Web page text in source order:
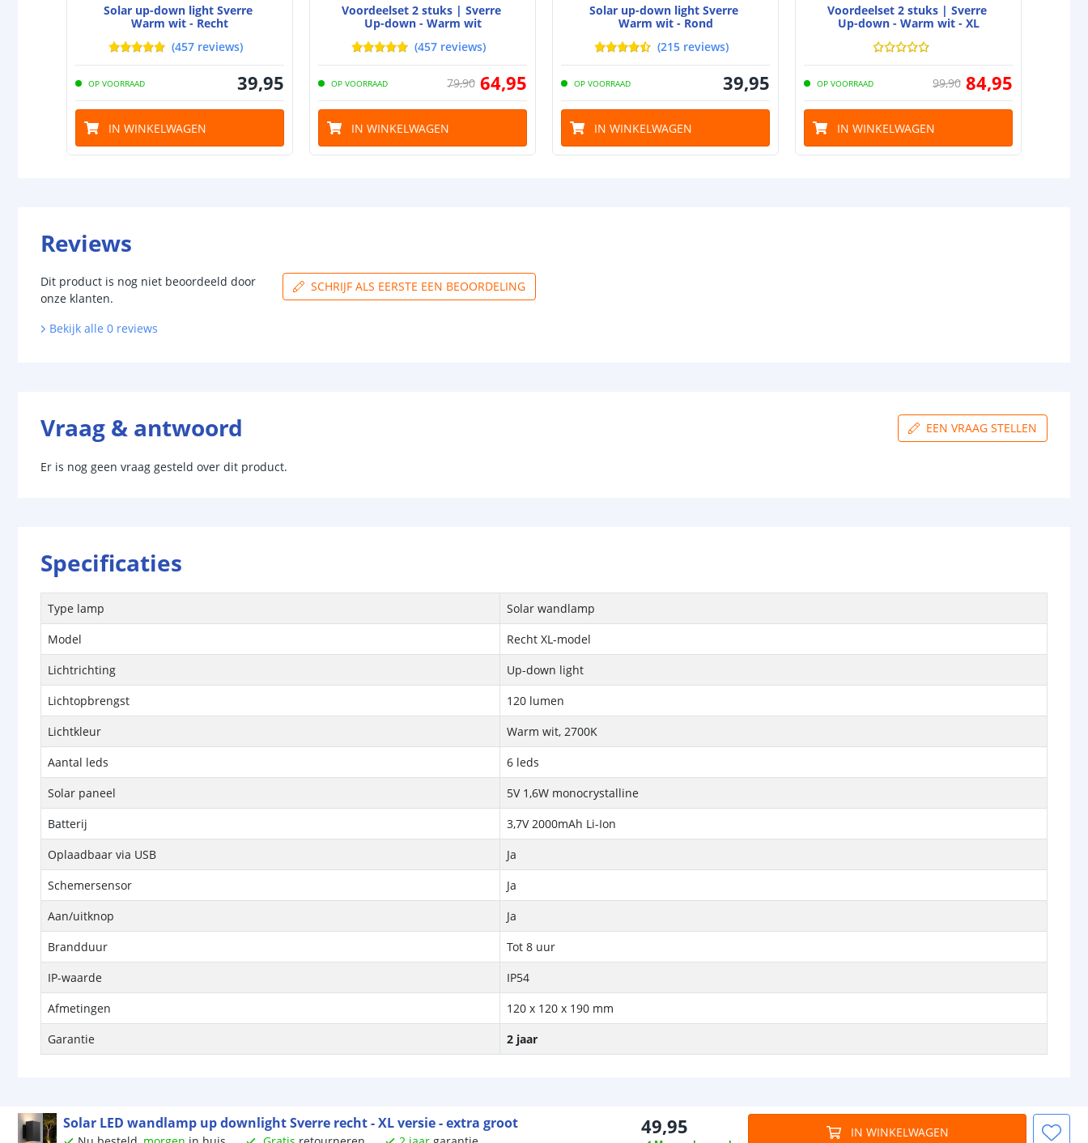
Solar up-down light Sverre
Warm wit - Recht
(457 reviews)
OP VOORRAAD 39,95
IN WINKELWAGEN
Voordeelset 2 stuks | Sverre
Up-down - Warm wit
(457 reviews)
OP VOORRAAD 79,90 64,95
IN WINKELWAGEN
Solar up-down light Sverre
Warm wit - Rond
(215 reviews)
OP VOORRAAD 39,95
IN WINKELWAGEN
Voordeelset 2 stuks | Sverre
Up-down - Warm wit - XL
OP VOORRAAD 99,90 84,95
IN WINKELWAGEN
Reviews
Dit product is nog niet beoordeeld door
onze klanten.
SCHRIJF ALS EERSTE EEN BEOORDELING
Bekijk alle 0 reviews
Vraag & antwoord EEN VRAAG STELLEN
Er is nog geen vraag gesteld over dit product.
Specificaties
Type lamp
Solar wandlamp
Model
Recht XL-model
Lichtrichting
Up-down light
Lichtopbrengst
120 lumen
Lichtkleur
Warm wit, 2700K
Aantal leds
6 leds
Solar paneel
5V 1,6W monocrystalline
Batterij
3,7V 2000mAh Li-Ion
Oplaadbaar via USB
Ja
Schemersensor
Ja
Aan/uitknop
Ja
Brandduur
Tot 8 uur
IP-waarde
IP54
Afmetingen
120 x 120 x 190 mm
Garantie
2 jaar
Solar LED wandlamp up downlight Sverre recht - XL versie - extra groot 49,95 IN WINKELWAGEN